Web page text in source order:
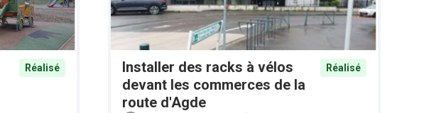
Réalisé
Installer des racks à vélos
devant les commerces de la
route d'Agde
Réalisé